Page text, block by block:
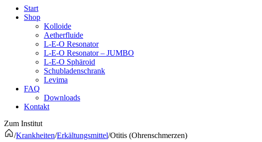
Start
Shop
Kolloide
Aetherfluide
L-E-O Resonator
L-E-O Resonator – JUMBO
L-E-O Sphäroid
Schubladenschrank
Levima
FAQ
Downloads
Kontakt
Zum Institut
/Krankheiten/Erkältungsmittel/Otitis (Ohrenschmerzen)